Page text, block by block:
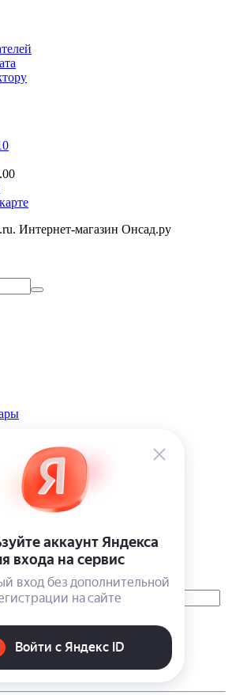
Интернет-магазин Онсад.ру
-